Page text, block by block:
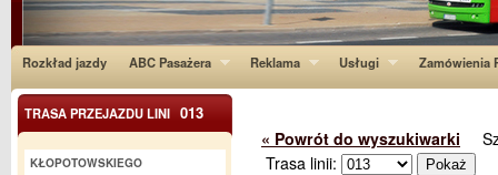
Rozkład jazdy ABC Pasażera Reklama Usługi Zamówienia
« Powrót do wyszukiwarki
Trasa linii:
TRASA PRZEJAZDU LINI 013
KŁOPOTOWSKIEGO